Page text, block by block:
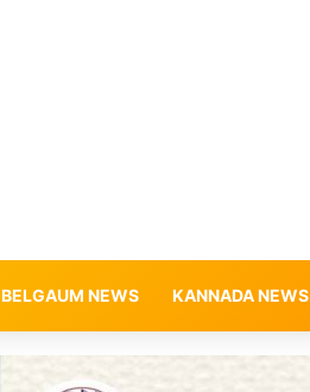
BELGAUM NEWS KANNADA NEWS